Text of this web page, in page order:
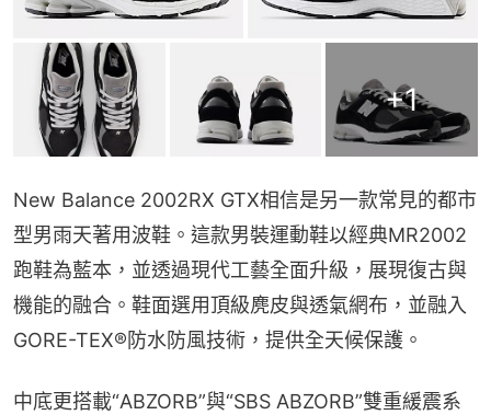
+1
New Balance 2002RX GTX相信是另一款常見的都市
型男雨天著用波鞋。這款男裝運動鞋以經典MR2002
跑鞋為藍本，並透過現代工藝全面升級，展現復古與
機能的融合。鞋面選用頂級麂皮與透氣網布，並融入
GORE-TEX®防水防風技術，提供全天候保護。
中底更搭載“ABZORB”與“SBS ABZORB”雙重緩震系